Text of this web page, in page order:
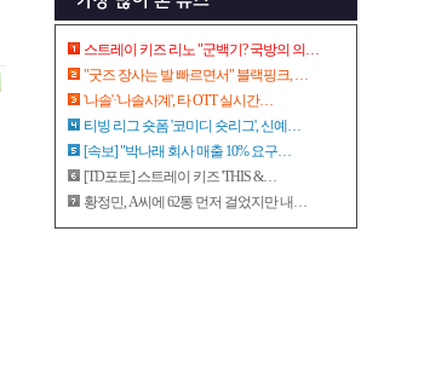
스트레이 키즈 리노 "군백기? 국방의 의…
"굿즈 장사는 발 빠르면서" 블랙핑크, …
'나솔'·'나솔사계', 타 OTT 실시간…
티빙 리그 숏폼 '코미디 숏리그', 신예…
[속보] "박나래 회사 매출 10% 요구…
[TD포토] 스트레이 키즈 'THIS &…
황정민, A씨에 62통 먼저 걸었지만 내…